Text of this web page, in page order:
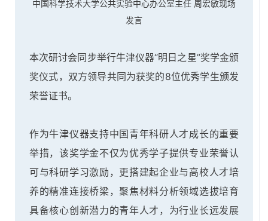
中国科学技术大学公共实验中心办公室主任 周宏敏现场
发言
本次研讨会同步举行牛津仪器“明日之星”奖学金颁
奖仪式，双方领导共同为获奖的8位优秀学生颁发
荣誉证书。
作为牛津仪器支持中国青年科研人才成长的重要
举措，该奖学金不仅为优秀学子提供专业荣誉认
可与科研学习激励，更搭建起企业与高校人才培
养的精准连接桥梁，聚焦材料分析领域选拔培育
具备核心创新潜力的青年人才，为行业长远发展